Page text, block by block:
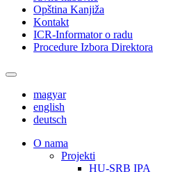
Opština Kanjiža
Kontakt
ICR-Informator o radu
Procedure Izbora Direktora
magyar
english
deutsch
О nama
Projekti
HU-SRB IPA